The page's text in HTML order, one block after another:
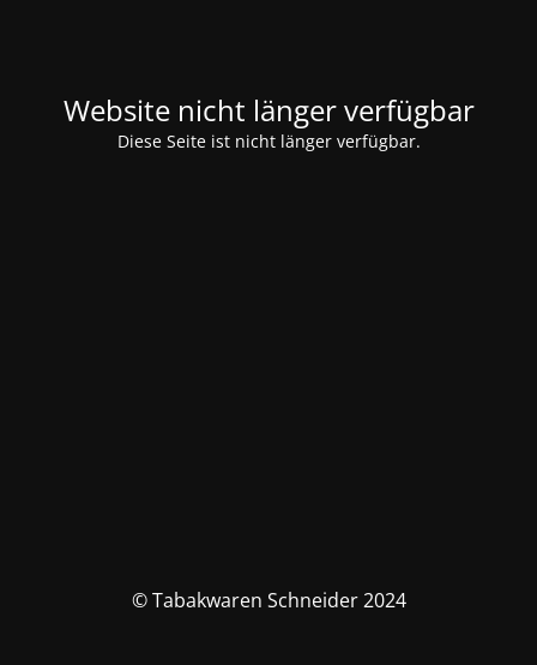
Website nicht länger verfügbar
Diese Seite ist nicht länger verfügbar.
© Tabakwaren Schneider 2024